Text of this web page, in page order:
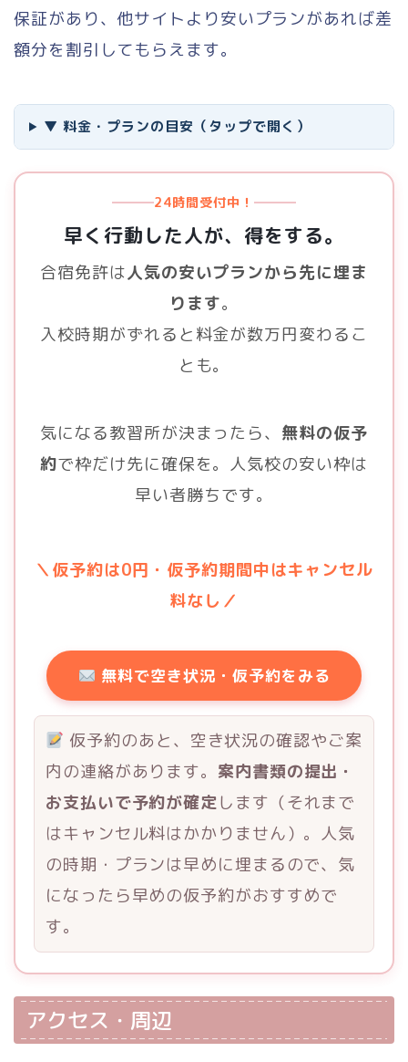
保証があり、他サイトより安いプランがあれば差
額分を割引してもらえます。
▼ 料金・プランの目安（タップで開く）
24時間受付中！
早く行動した人が、得をする。
合宿免許は人気の安いプランから先に埋ま
ります。
入校時期がずれると料金が数万円変わるこ
とも。
気になる教習所が決まったら、 無料の仮予
約で枠だけ先に確保を。人気校の安い枠は
早い者勝ちです。
＼仮予約は0円・仮予約期間中はキャンセル
料なし／
無料で空き状況・仮予約をみる
仮予約のあと、空き状況の確認やご案
内の連絡があります。 案内書類の提出・
お支払いで予約が確定します（それまで
はキャンセル料はかかりません）。人気
の時期・プランは早めに埋まるので、気
になったら早めの仮予約がおすすめで
す。
アクセス・周辺